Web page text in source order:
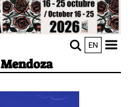
EN
menu